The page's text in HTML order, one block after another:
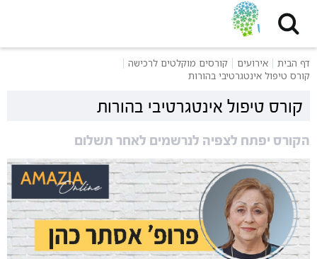
דף הבית אירועים
קורסים מוקלטים לרכישה
קורס טיפול אינטגרטיבי בהורות
קורס טיפול אינטגרטיבי בהורות
הקורס יפתח לצפיה לנרשמים לאחר תשלום